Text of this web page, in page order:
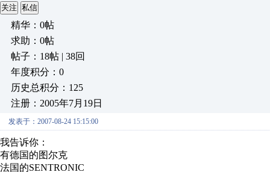
关注 私信
精华：0帖
求助：0帖
帖子：18帖 | 38回
年度积分：0
历史总积分：125
注册：2005年7月19日
发表于：2007-08-24 15:15:00
我告诉你：
有德国的图尔克
法国的SENTRONIC